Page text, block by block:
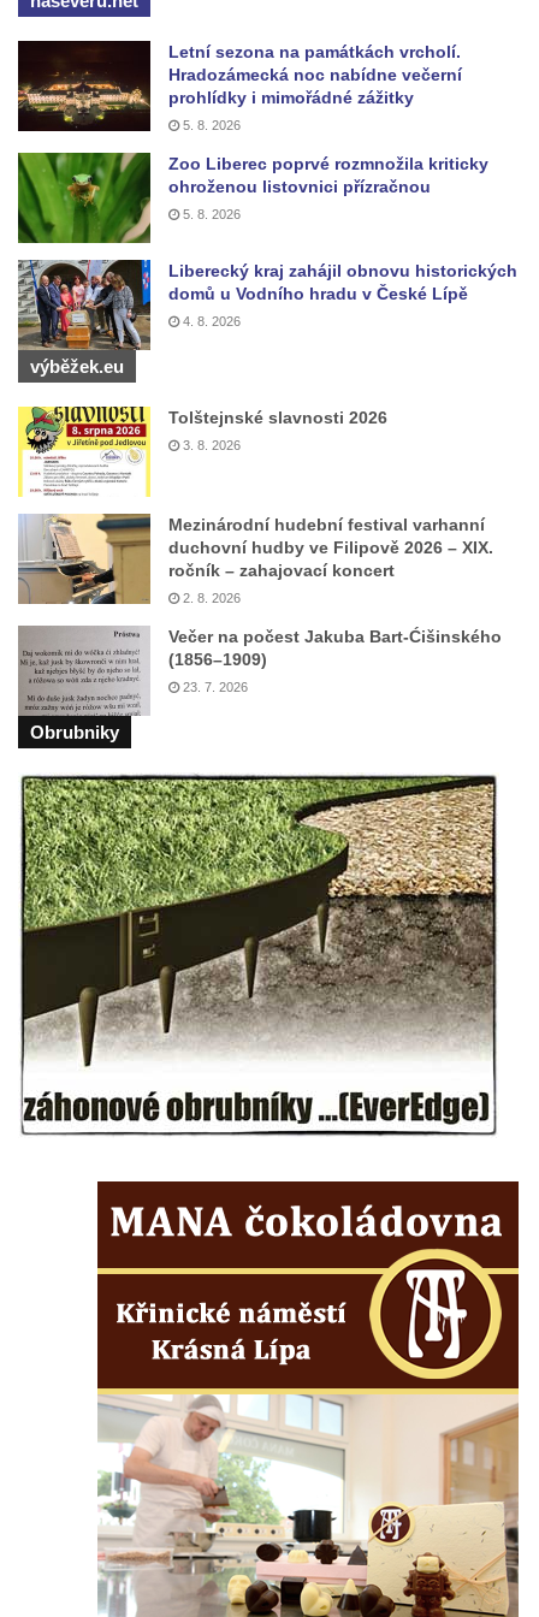
Mikulášovicích
Wäberův kříž v zahradě domu čp. 184 v
Mikulášovicích
Kříž na louce v horních Mikulášovicích
Posteltův kříž naproti domu ev.č. 29 v
Mikulášovicích
Kříž Neubaukreuz u domu čp. 698 v
Mikulášovicích
Kříž manželů Endlerových u továrního
objektu v Mikulášovicích
Kříž u silnice východně od Mikulášovic
Meyerův kříž východně od Mikulášovic
Kříž u rozcestí k větrnému mlýnu Světlík v
Horním Podluží
Kříž u domu čp. 1016 v Mikulášovicích
Herltův kříž u Mikova v Mikulášovicích
Kříž u Borských u domu čp. 859 v
Mikulášovicích
Kříž Ließnerových naproti Mikovu v
Mikulášovicích
Kříž u Mikulášovického potoka poblíž
Mikovu v Mikulášovicích
Lissnerův kříž u domu čp. 39 v
Mikulášovicích
Hampelův kříž u bývalých kasáren v
Mikulášovicích
Marchnerův (Zelený) kříž naproti domu čp.
35 v Mikulášovicích
Schneiderův kříž před domem čp. 55 v
Kříž na Kostelní stezce v Mikulášovicích
Mikulášovicích
Boží muka na Kostelní stezce v
Mikulášovicích
Hammerberský kříž na křižovatce mezi
domy čp. 739 a 758 v Mikulášovicích
Kříž Johannese Herlta poblíž domu čp. 428
v Mikulášovicích
Drascheho kříž na zahradě domu čp. 915 v
Mikulášovicích
Hillův kříž u domu čp. 436 v Mikulášovicích
Hampelův kříž západně od dolního nádraží
Letní sezona na památkách vrcholí.
Hradozámecká noc nabídne večerní
prohlídky i mimořádné zážitky
5. 8. 2026
Zoo Liberec poprvé rozmnožila kriticky
ohroženou listovnici přízračnou
5. 8. 2026
Liberecký kraj zahájil obnovu historických
domů u Vodního hradu v České Lípě
4. 8. 2026
výběžek.eu
Tolštejnské slavnosti 2026
3. 8. 2026
Mezinárodní hudební festival varhanní
duchovní hudby ve Filipově 2026 – XIX.
ročník – zahajovací koncert
2. 8. 2026
Večer na počest Jakuba Bart-Ćišinského
(1856–1909)
23. 7. 2026
Obrubniky